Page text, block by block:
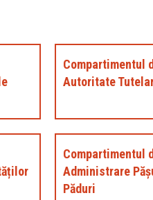
Compartimentul
Autoritate
Compartimentul
Administrare
Păduri